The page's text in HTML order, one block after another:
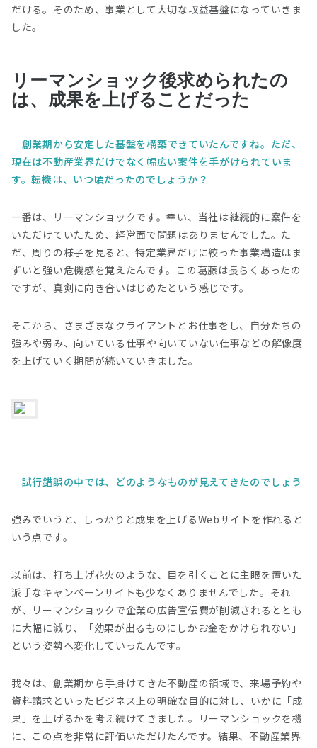
だける。そのため、事業として大切な収益基盤になっていきま
した。
リーマンショック後求められたの
は、成果を上げることだった
創業期から安定した基盤を構築できていたんですね。ただ、
現在は不動産業界だけでなく幅広い案件を手がけられていま
す。転機は、いつ頃だったのでしょうか？
一番は、リーマンショックです。幸い、当社は継続的に案件を
いただけていたため、経営面で問題はありませんでした。た
だ、周りの様子を見ると、特定業界だけに絞った事業構造はま
ずいと強い危機感を覚えたんです。この葛藤は長らくあったの
ですが、真剣に向き合いはじめたという感じです。
そこから、さまざまなクライアントとお仕事をし、自分たちの
強みや弱み、向いている仕事や向いていない仕事などの解像度
を上げていく期間が続いていきました。
試行錯誤の中では、どのようなものが見えてきたのでしょう
強みでいうと、しっかりと成果を上げるWebサイトを作れると
いう点です。
以前は、打ち上げ花火のような、目を引くことに主眼を置いた
派手なキャンペーンサイトも少なくありませんでした。それ
が、リーマンショックで企業の広告宣伝費が削減されるととも
に大幅に減り、「効果が出るものにしかお金をかけられない」
という姿勢へ変化していったんです。
我々は、創業期から手掛けてきた不動産の領域で、来場予約や
資料請求といったビジネス上の明確な目的に対し、いかに「成
果」を上げるかを考え続けてきました。リーマンショックを機
に、この点を非常に評価いただけたんです。結果、不動産業界